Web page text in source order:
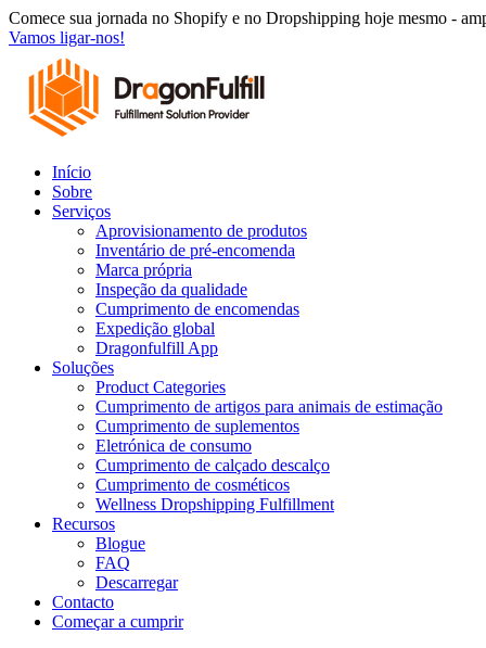
Saltar
para
conteúdo
Comece sua jornada no Shopify e no Dropshipping hoje mesmo -
Vamos ligar-nos!
Início
Sobre
Serviços
Aprovisionamento de produtos
Inventário de pré-encomenda
Marca própria
Inspeção da qualidade
Cumprimento de encomendas
Expedição global
Dragonfulfill App
Soluções
Product Categories
Cumprimento de artigos para animais de estimação
Cumprimento de suplementos
Eletrónica de consumo
Cumprimento de calçado descalço
Cumprimento de cosméticos
Wellness Dropshipping Fulfillment
Recursos
Blogue
FAQ
Descarregar
Contacto
Começar a cumprir